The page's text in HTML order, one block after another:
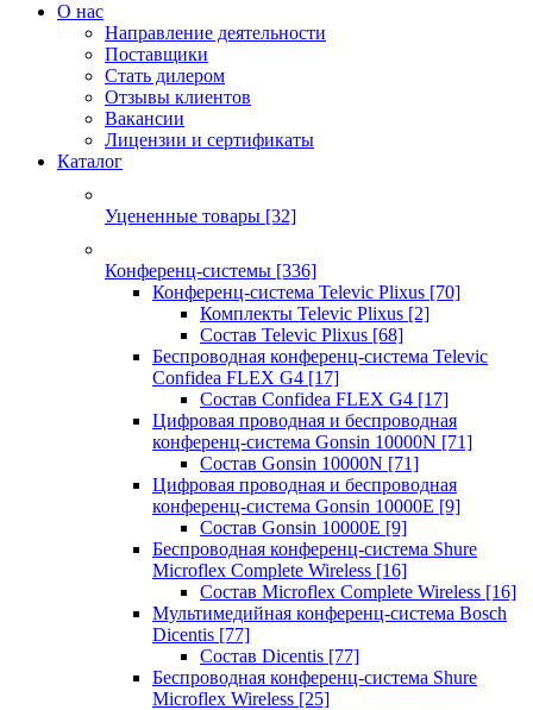
О нас
Направление деятельности
Поставщики
Стать дилером
Отзывы клиентов
Вакансии
Лицензии и сертификаты
Каталог
Уцененные товары [32]
Конференц-системы [336]
Конференц-система Televic Plixus [70]
Комплекты Televic Plixus [2]
Состав Televic Plixus [68]
Беспроводная конференц-система Televic
Confidea FLEX G4 [17]
Состав Confidea FLEX G4 [17]
Цифровая проводная и беспроводная
конференц-система Gonsin 10000N [71]
Состав Gonsin 10000N [71]
Цифровая проводная и беспроводная
конференц-система Gonsin 10000E [9]
Состав Gonsin 10000E [9]
Беспроводная конференц-система Shure
Microflex Complete Wireless [16]
Состав Microflex Complete Wireless [16]
Мультимедийная конференц-система Bosch
Dicentis [77]
Состав Dicentis [77]
Беспроводная конференц-система Shure
Microflex Wireless [25]